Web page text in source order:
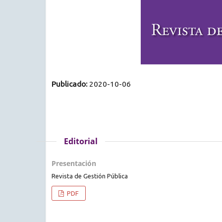
Publicado: 2020-10-06
Editorial
Presentación
Revista de Gestión Pública
PDF